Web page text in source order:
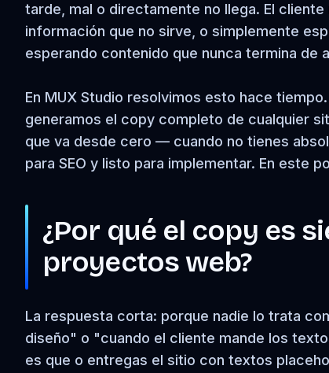
tarde, mal o directamente no llega. El
información que no sirve, o simplemente
esperando contenido que nunca termina de
En MUX Studio resolvimos esto hace
generamos el copy completo de cualquier
que va desde cero — cuando no tienes
para SEO y listo para implementar. En este
¿Por qué el copy es
proyectos web?
La respuesta corta: porque nadie lo trata
diseño" o "cuando el cliente mande los
es que o entregas el sitio con textos